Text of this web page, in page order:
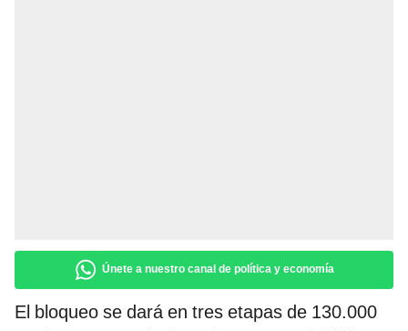
Únete a nuestro canal de política y economía
El bloqueo se dará en tres etapas de 130.000